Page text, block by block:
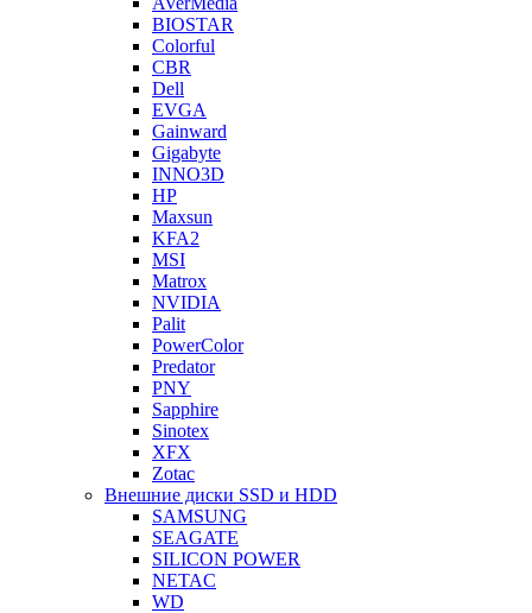
BIOSTAR
Colorful
CBR
Dell
EVGA
Gainward
Gigabyte
INNO3D
HP
Maxsun
KFA2
MSI
Matrox
NVIDIA
Palit
PowerColor
Predator
PNY
Sapphire
Sinotex
XFX
Zotac
Внешние диски SSD и HDD
SAMSUNG
SEAGATE
SILICON POWER
NETAC
WD